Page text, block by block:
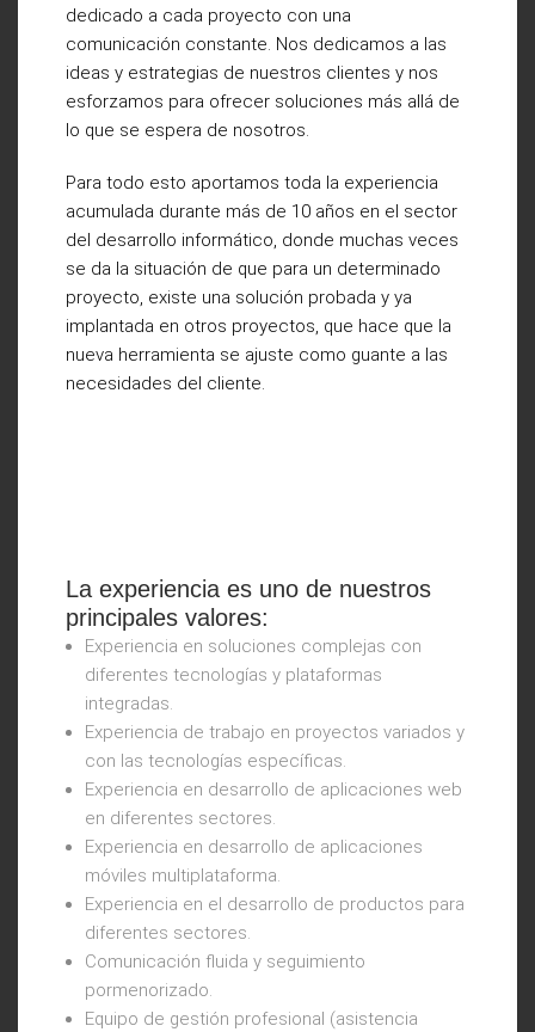
dedicado a cada proyecto con una
comunicación constante. Nos dedicamos a las
ideas y estrategias de nuestros clientes y nos
esforzamos para ofrecer soluciones más allá de
lo que se espera de nosotros.
Para todo esto aportamos toda la experiencia
acumulada durante más de 10 años en el sector
del desarrollo informático, donde muchas veces
se da la situación de que para un determinado
proyecto, existe una solución probada y ya
implantada en otros proyectos, que hace que la
nueva herramienta se ajuste como guante a las
necesidades del cliente.
La experiencia es uno de nuestros
principales valores:
Experiencia en soluciones complejas con
diferentes tecnologías y plataformas
integradas.
Experiencia de trabajo en proyectos variados y
con las tecnologías específicas.
Experiencia en desarrollo de aplicaciones web
en diferentes sectores.
Experiencia en desarrollo de aplicaciones
móviles multiplataforma.
Experiencia en el desarrollo de productos para
diferentes sectores.
Comunicación fluida y seguimiento
pormenorizado.
Equipo de gestión profesional (asistencia